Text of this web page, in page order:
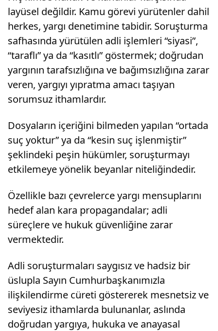
layüsel değildir. Kamu görevi yürütenler dahil
herkes, yargı denetimine tabidir. Soruşturma
safhasında yürütülen adli işlemleri “siyasi”,
“taraflı” ya da “kasıtlı” göstermek; doğrudan
yargının tarafsızlığına ve bağımsızlığına zarar
veren, yargıyı yıpratma amacı taşıyan
sorumsuz ithamlardır.
Dosyaların içeriğini bilmeden yapılan “ortada
suç yoktur” ya da “kesin suç işlenmiştir”
şeklindeki peşin hükümler, soruşturmayı
etkilemeye yönelik beyanlar niteliğindedir.
Özellikle bazı çevrelerce yargı mensuplarını
hedef alan kara propagandalar; adli
süreçlere ve hukuk güvenliğine zarar
vermektedir.
Adli soruşturmaları saygısız ve hadsiz bir
üslupla Sayın Cumhurbaşkanımızla
ilişkilendirme cüreti göstererek mesnetsiz ve
seviyesiz ithamlarda bulunanlar, aslında
doğrudan yargıya, hukuka ve anayasal